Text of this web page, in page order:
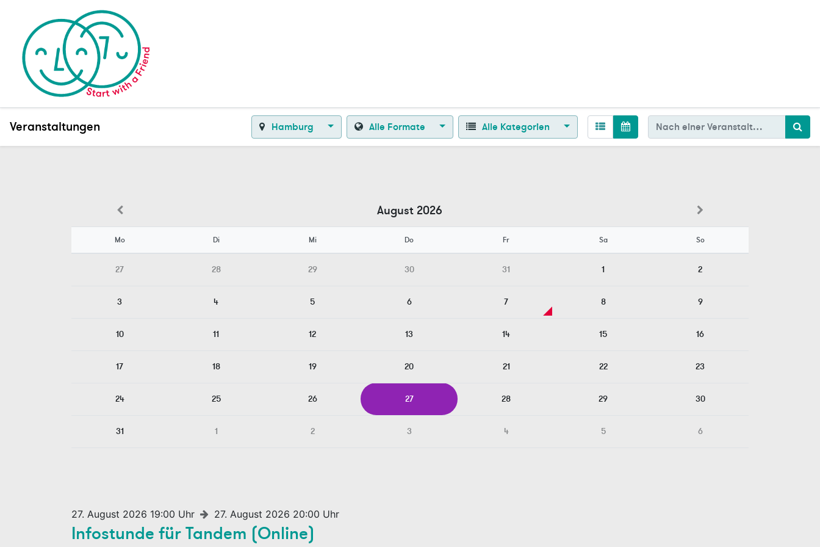
Veranstaltungen Hamburg Alle Formate Alle Kategorien
August 2026
Mo Di Mi Do Fr Sa So
27 28 29 30 31 1 2
3 4 5 6 7 8 9
10 11 12 13 14 15 16
17 18 19 20 21 22 23
24 25 26 27 28 29 30
31 1 2 3 4 5 6
27. August 2026 19:00 Uhr 27. August 2026 20:00 Uhr
Infostunde für Tandem (Online)